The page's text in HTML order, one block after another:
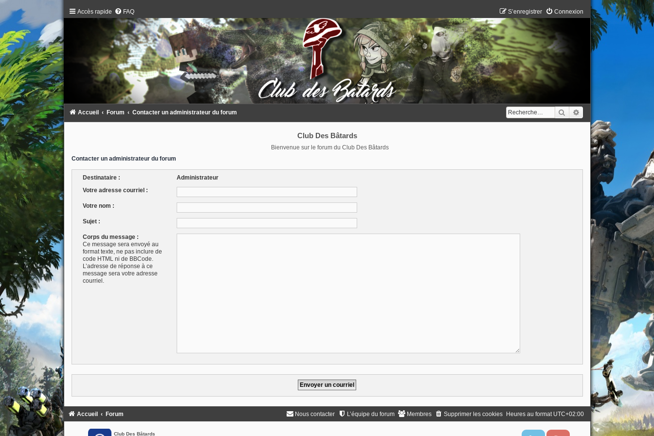
Accès rapide FAQ Connexion
S’enregistrer
Rechercher
Accueil Forum Contacter un administrateur du forum
Club Des Bâtards
Bienvenue sur le forum du Club Des Bâtards
Contacter un administrateur du forum
Destinataire :
Administrateur
Votre adresse courriel :
Votre nom :
Sujet :
Corps du message :
Ce message sera envoyé au
format texte, ne pas inclure de
code HTML ni de BBCode.
L’adresse de réponse à ce
message sera votre adresse
courriel.
Accueil Forum Heures au format UTC+02:00
Supprimer les cookies
Membres
L’équipe du forum
Nous contacter
Club Des Bâtards